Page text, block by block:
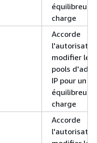
équilibreur
charge
Accorde
modifier les
pools
IP pour un
équilibreur
charge
Accorde